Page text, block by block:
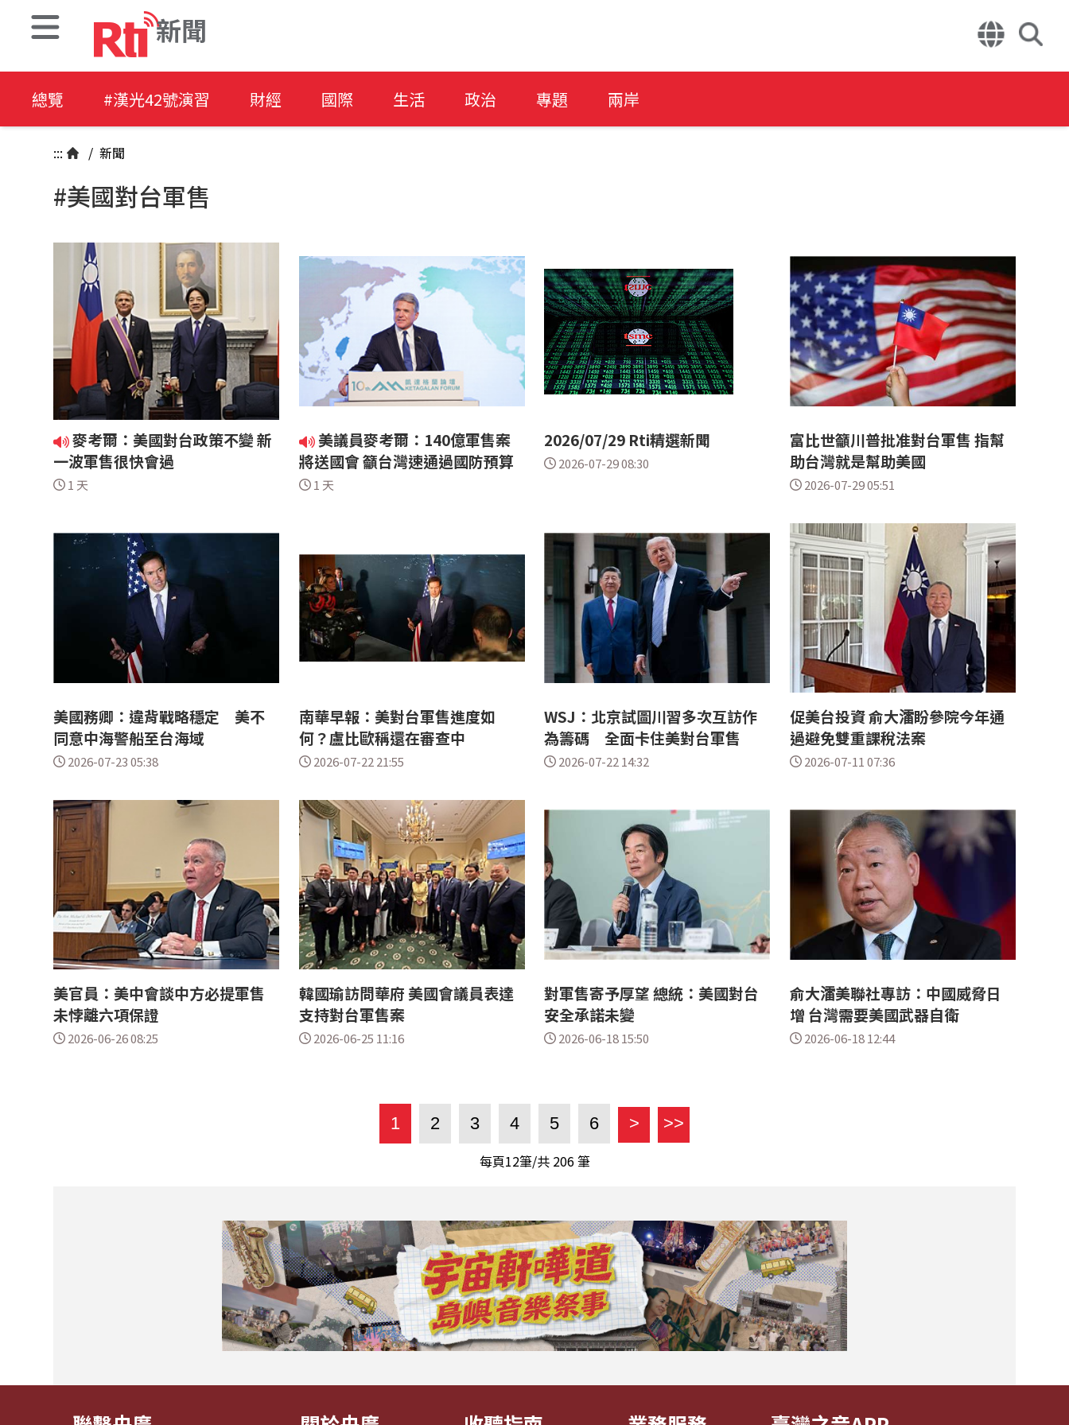
新聞
總覽 #漢光42號演習 財經 國際 生活 政治 專題 兩岸
::: / 新聞
#美國對台軍售
麥考爾：美國對台政策不變 新
一波軍售很快會過
1 天
美議員麥考爾：140億軍售案
將送國會 籲台灣速通過國防預算
1 天
2026/07/29 Rti精選新聞
2026-07-29 08:30
富比世籲川普批准對台軍售 指幫
助台灣就是幫助美國
2026-07-29 05:51
美國務卿：違背戰略穩定 美不
同意中海警船至台海域
2026-07-23 05:38
南華早報：美對台軍售進度如
何？盧比歐稱還在審查中
2026-07-22 21:55
WSJ：北京試圖川習多次互訪作
為籌碼 全面卡住美對台軍售
2026-07-22 14:32
促美台投資 俞大㵢盼參院今年通
過避免雙重課稅法案
2026-07-11 07:36
美官員：美中會談中方必提軍售
未悖離六項保證
2026-06-26 08:25
韓國瑜訪問華府 美國會議員表達
支持對台軍售案
2026-06-25 11:16
對軍售寄予厚望 總統：美國對台
安全承諾未變
2026-06-18 15:50
俞大㵢美聯社專訪：中國威脅日
增 台灣需要美國武器自衛
2026-06-18 12:44
1 2 3 4 5 6 > >>
每頁12筆/共 206筆